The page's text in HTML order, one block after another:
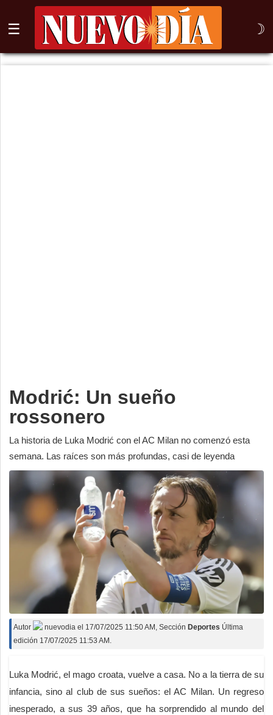
☰ ☽
⌕
Modrić: Un sueño
rossonero
La historia de Luka Modrić con el AC Milan no comenzó esta
semana. Las raíces son más profundas, casi de leyenda
Autor nuevodia el 17/07/2025 11:50 AM , Sección Deportes Última
edición 17/07/2025 11:53 AM.
Luka Modrić, el mago croata, vuelve a casa. No a la tierra de su
infancia, sino al club de sus sueños: el AC Milan. Un regreso
inesperado, a sus 39 años, que ha sorprendido al mundo del